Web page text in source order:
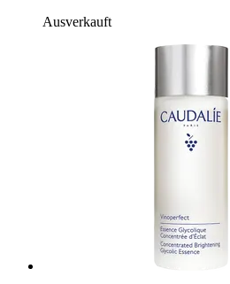
Ausverkauft